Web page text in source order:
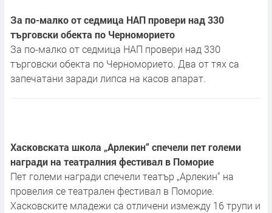
За по-малко от седмица НАП провери над 330
търговски обекта по Черноморието
За по-малко от седмица НАП провери над 330
търговски обекта по Черноморието. Два от тях са
запечатани заради липса на касов апарат.
Хасковската школа „Арлекин“ спечели пет големи
награди на театралния фестивал в Поморие
Пет големи награди спечели театър „Арлекин“ на
провелия се театрален фестивал в Поморие.
Хасковските младежи са отличени измежду 16 трупи и